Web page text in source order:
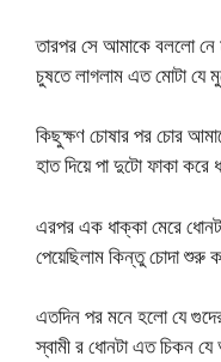
তারপর সে আমাকে বললো নে
চুষতে লাগলাম এত মোটা যে
কিছুক্ষণ চোষার পর চোর
হাত দিয়ে পা দুটো ফাকা করে
এরপর এক ধাক্কা মেরে
পেয়েছিলাম কিন্তু চোদা শুরু
এতদিন পর মনে হলো যে
স্বামী র ধোনটা এত চিকন